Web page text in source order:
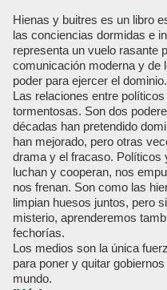
Hienas y buitres es un libro
las conciencias dormidas e
representa un vuelo rasante
comunicación moderna y de
poder para ejercer el dominio.
Las relaciones entre
tormentosas. Son dos
décadas han pretendido
han mejorado, pero otras
drama y el fracaso. Políticos
luchan y cooperan, nos
nos frenan. Son como las
limpian huesos juntos, pero
misterio, aprenderemos
fechorías.
Los medios son la única
para poner y quitar
mundo.